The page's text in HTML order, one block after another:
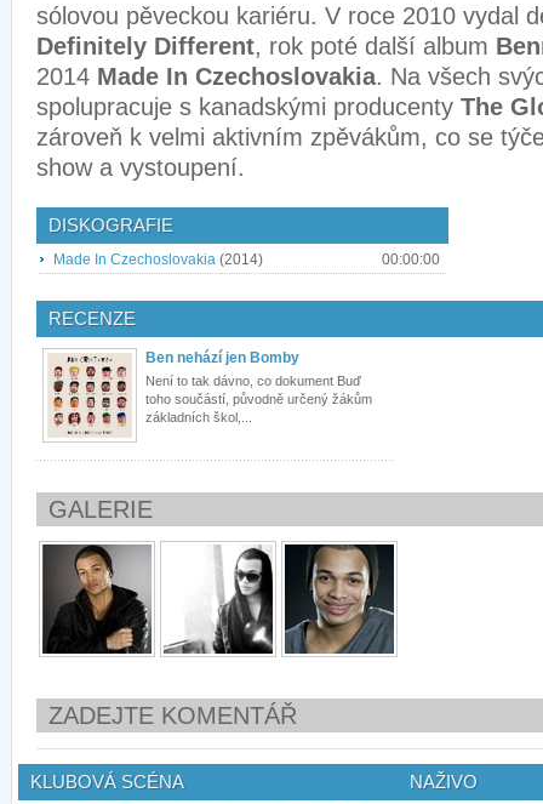
sólovou pěveckou kariéru. V roce 2010 vydal
Definitely Different, rok poté další album
2014 Made In Czechoslovakia. Na všech
spolupracuje s kanadskými producenty The
zároveň k velmi aktivním zpěvákům, co se
show a vystoupení.
DISKOGRAFIE
Made In Czechoslovakia (2014) 00:00:00
RECENZE
Ben nehází jen Bomby
Není to tak dávno, co dokument Buď
toho součástí, původně určený žákům
základních škol,...
GALERIE
ZADEJTE KOMENTÁŘ
KLUBOVÁ SCÉNA NAŽIVO